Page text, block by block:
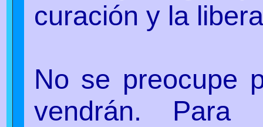
curación y la
No se preocupe
vendrán. Para